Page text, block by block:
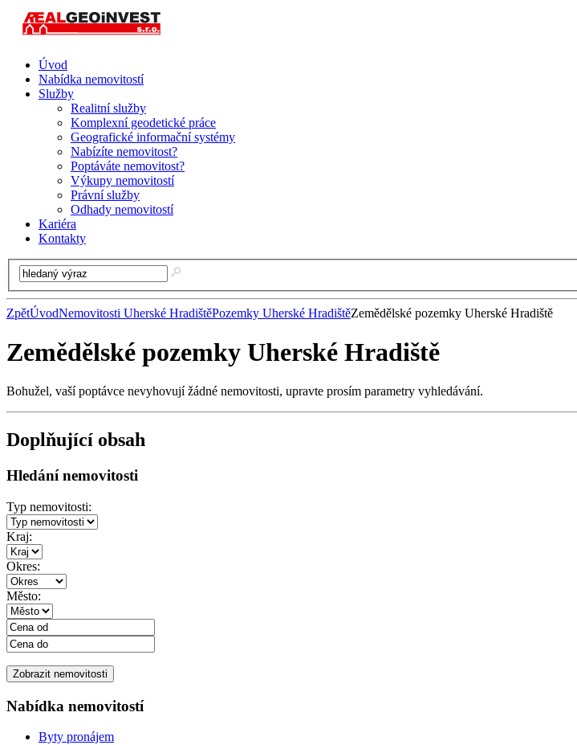
Úvod
Nabídka nemovitostí
Služby
Realitní služby
Komplexní geodetické práce
Geografické informační systémy
Nabízíte nemovitost?
Poptáváte nemovitost?
Výkupy nemovitostí
Právní služby
Odhady nemovitostí
Kariéra
Kontakty
ZpětÚvodNemovitosti Uherské HradištěPozemky Uherské HradištěZemědělské pozemky Uherské Hradiště
Zemědělské pozemky Uherské Hradiště
Bohužel, vaší poptávce nevyhovují žádné nemovitosti, upravte prosím parametry vyhledávání.
Doplňující obsah
Hledání nemovitosti
Typ nemovitosti:
Kraj:
Okres:
Město:
Nabídka nemovitostí
Byty pronájem